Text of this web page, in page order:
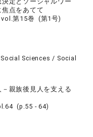
点をあてて
第15巻 (第1号)
Sciences / Social
親族後見人を支える
(p.55 - 64)